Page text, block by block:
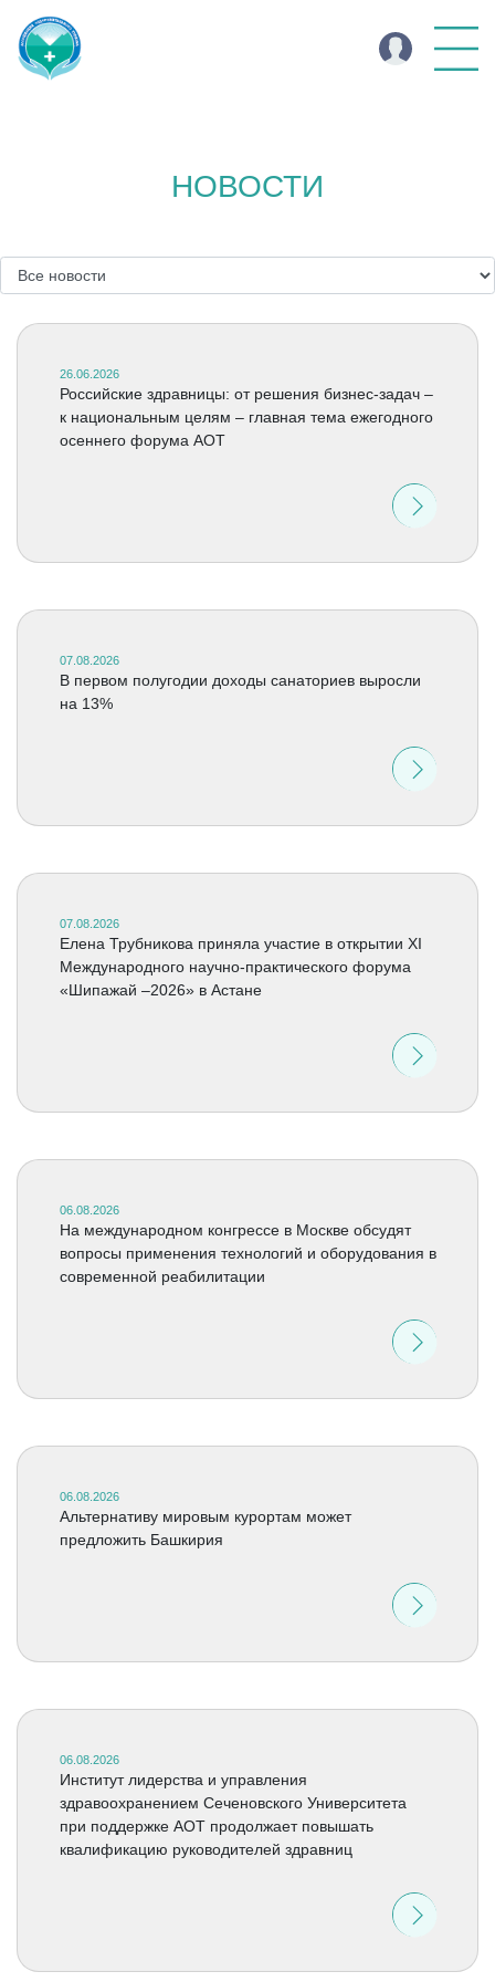
НОВОСТИ
26.06.2026
Российские здравницы: от решения бизнес-задач –
к национальным целям – главная тема ежегодного
осеннего форума АОТ
07.08.2026
В первом полугодии доходы санаториев выросли
на 13%
07.08.2026
Елена Трубникова приняла участие в открытии XI
Международного научно-практического форума
«Шипажай –2026» в Астане
06.08.2026
На международном конгрессе в Москве обсудят
вопросы применения технологий и оборудования в
современной реабилитации
06.08.2026
Альтернативу мировым курортам может
предложить Башкирия
06.08.2026
Институт лидерства и управления
здравоохранением Сеченовского Университета
при поддержке АОТ продолжает повышать
квалификацию руководителей здравниц